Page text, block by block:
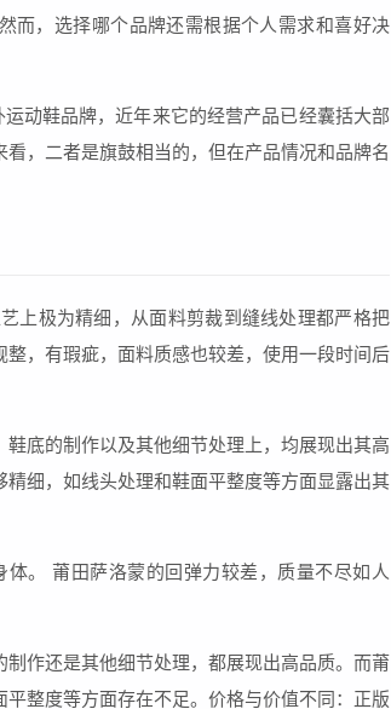
而，选择哪个品牌还需根据个人需求和喜好决
动鞋品牌，近年来它的经营产品已经囊括大部
，二者是旗鼓相当的，但在产品情况和品牌名
上极为精细，从面料剪裁到缝线处理都严格把
，有瑕疵，面料质感也较差，使用一段时间后
底的制作以及其他细节处理上，均展现出其高
细，如线头处理和鞋面平整度等方面显露出其
。 莆田萨洛蒙的回弹力较差，质量不尽如人
作还是其他细节处理，都展现出高品质。而莆
整度等方面存在不足。价格与价值不同：正版